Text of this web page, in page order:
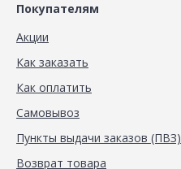
Покупателям
Акции
Как заказать
Как оплатить
Самовывоз
Пункты выдачи заказов (ПВЗ)
Возврат товара